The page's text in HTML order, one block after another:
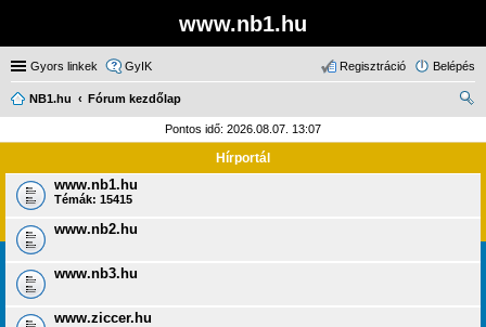
www.nb1.hu
Gyors linkek GyIK Belépés
Regisztráció
NB1.hu
Fórum kezdőlap
s
Pontos idő: 2026.08.07. 13:07
Hírportál
www.nb1.hu
Témák: 15415
www.nb2.hu
www.nb3.hu
www.ziccer.hu